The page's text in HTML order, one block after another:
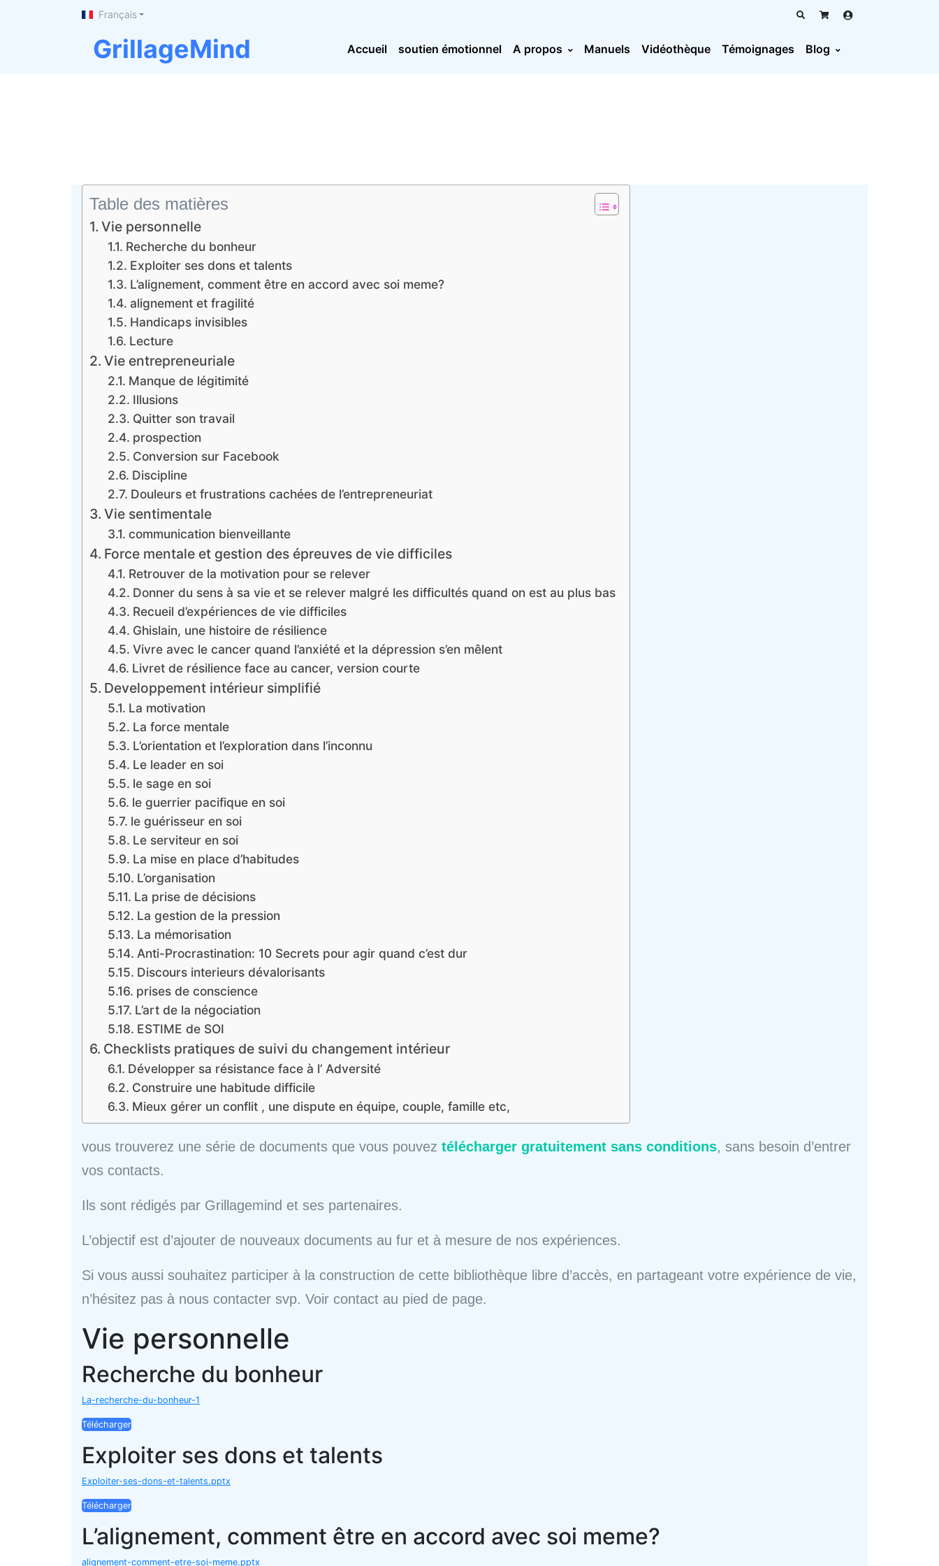
Français
GrillageMind Accueil soutien émotionnel A propos Manuels Vidéothèque Témoignages Blog
Table des matières
Vie personnelle
Recherche du bonheur
Exploiter ses dons et talents
L’alignement, comment être en accord avec soi meme?
alignement et fragilité
Handicaps invisibles
Lecture
Vie entrepreneuriale
Manque de légitimité
Illusions
Quitter son travail
prospection
Conversion sur Facebook
Discipline
Douleurs et frustrations cachées de l’entrepreneuriat
Vie sentimentale
communication bienveillante
Force mentale et gestion des épreuves de vie difficiles
Retrouver de la motivation pour se relever
Donner du sens à sa vie et se relever malgré les difficultés quand on est au plus bas
Recueil d’expériences de vie difficiles
Ghislain, une histoire de résilience
Vivre avec le cancer quand l’anxiété et la dépression s’en mêlent
Livret de résilience face au cancer, version courte
Developpement intérieur simplifié
La motivation
La force mentale
L’orientation et l’exploration dans l’inconnu
Le leader en soi
le sage en soi
le guerrier pacifique en soi
le guérisseur en soi
Le serviteur en soi
La mise en place d’habitudes
L’organisation
La prise de décisions
La gestion de la pression
La mémorisation
Anti-Procrastination: 10 Secrets pour agir quand c’est dur
Discours interieurs dévalorisants
prises de conscience
L’art de la négociation
ESTIME de SOI
Checklists pratiques de suivi du changement intérieur
Développer sa résistance face à l’ Adversité
Construire une habitude difficile
Mieux gérer un conflit , une dispute en équipe, couple, famille etc,
vous trouverez une série de documents que vous pouvez télécharger gratuitement sans conditions, sans besoin d’entrer
vos contacts.
Ils sont rédigés par Grillagemind et ses partenaires.
L’objectif est d’ajouter de nouveaux documents au fur et à mesure de nos expériences.
Si vous aussi souhaitez participer à la construction de cette bibliothèque libre d’accès, en partageant votre expérience de vie,
n’hésitez pas à nous contacter svp. Voir contact au pied de page.
Vie personnelle
Recherche du bonheur
La-recherche-du-bonheur-1
Télécharger
Exploiter ses dons et talents
Exploiter-ses-dons-et-talents.pptx
Télécharger
L’alignement, comment être en accord avec soi meme?
alignement-comment-etre-soi-meme.pptx